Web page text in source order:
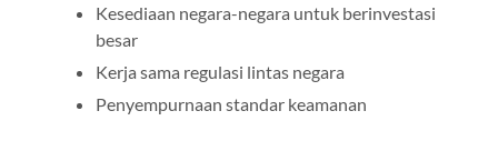
Kesediaan negara-negara untuk berinvestasi
besar
Kerja sama regulasi lintas negara
Penyempurnaan standar keamanan